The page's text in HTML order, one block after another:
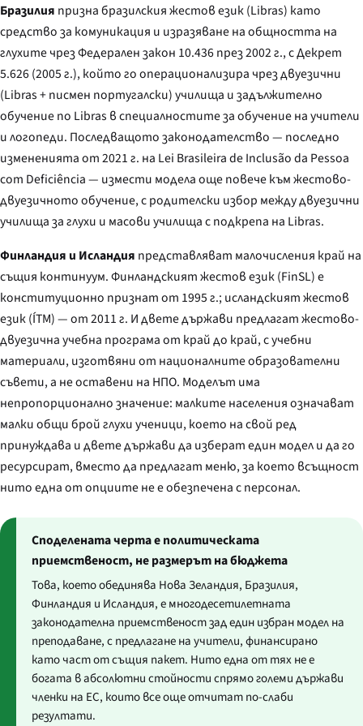
Бразилия призна бразилския жестов език (Libras) като
средство за комуникация и изразяване на общността на
глухите чрез Федерален закон 10.436 през 2002 г., с Декрет
5.626 (2005 г.), който го операционализира чрез двуезични
(Libras + писмен португалски) училища и задължително
обучение по Libras в специалностите за обучение на учители
и логопеди. Последващото законодателство — последно
измененията от 2021 г. на Lei Brasileira de Inclusão da Pessoa
com Deficiência — измести модела още повече към жестово-
двуезичното обучение, с родителски избор между двуезични
училища за глухи и масови училища с подкрепа на Libras.
Финландия и Исландия представляват малочисления край на
същия континуум. Финландският жестов език (FinSL) е
конституционно признат от 1995 г.; исландският жестов
език (ÍTM) — от 2011 г. И двете държави предлагат жестово-
двуезична учебна програма от край до край, с учебни
материали, изготвяни от националните образователни
съвети, а не оставени на НПО. Моделът има
непропорционално значение: малките населения означават
малки общи брой глухи ученици, което на свой ред
принуждава и двете държави да изберат един модел и да го
ресурсират, вместо да предлагат меню, за което всъщност
нито една от опциите не е обезпечена с персонал.
Споделената черта е политическата
приемственост, не размерът на бюджета
Това, което обединява Нова Зеландия, Бразилия,
Финландия и Исландия, е многодесетилетната
законодателна приемственост зад един избран модел на
преподаване, с предлагане на учители, финансирано
като част от същия пакет. Нито една от тях не е
богата в абсолютни стойности спрямо големи държави
членки на ЕС, които все още отчитат по-слаби
резултати.